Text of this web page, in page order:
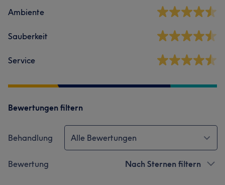
Ambiente
Sauberkeit
Service
Bewertungen filtern
Behandlung Alle Bewertungen
Bewertung Nach Sternen filtern